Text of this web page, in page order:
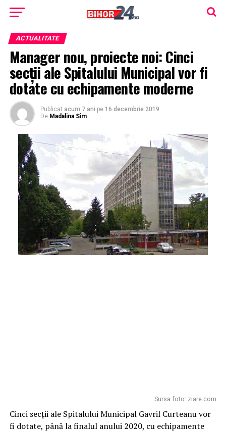
ACTUALITATE
Manager nou, proiecte noi: Cinci
secții ale Spitalului Municipal vor fi
dotate cu echipamente moderne
Publicat acum 7 ani pe 16 decembrie 2019
De Madalina Sim
Sursa foto: ziare.com
Cinci secții ale Spitalului Municipal Gavril Curteanu vor
fi dotate, până la finalul anului 2020, cu echipamente